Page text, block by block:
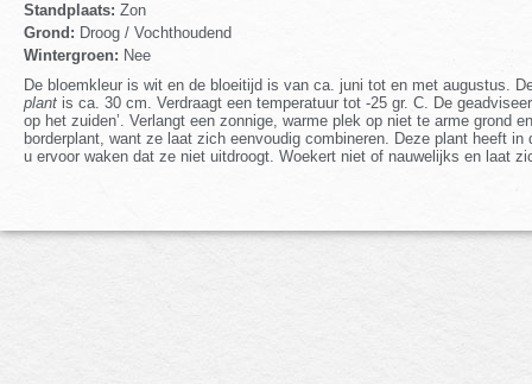
Standplaats: Zon
Grond: Droog / Vochthoudend
Wintergroen: Nee
De bloemkleur is wit en de bloeitijd is van ca. juni tot en met augustus.
plant is ca. 30 cm. Verdraagt een temperatuur tot -25 gr. C. De
op het zuiden’. Verlangt een zonnige, warme plek op niet te arme grond
borderplant, want ze laat zich eenvoudig combineren. Deze plant heeft
u ervoor waken dat ze niet uitdroogt. Woekert niet of nauwelijks en laat